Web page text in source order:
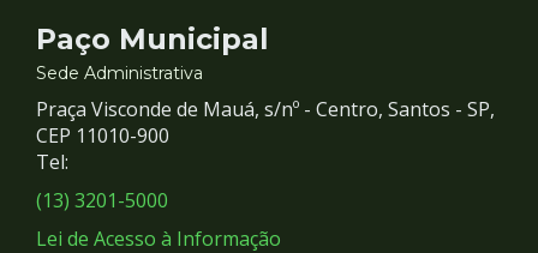
Contato
e
Redes
Sociais
Paço Municipal
Sede Administrativa
Praça Visconde de Mauá, s/nº - Centro, Santos - SP,
CEP 11010-900
Tel:
(13) 3201-5000
Lei de Acesso à Informação